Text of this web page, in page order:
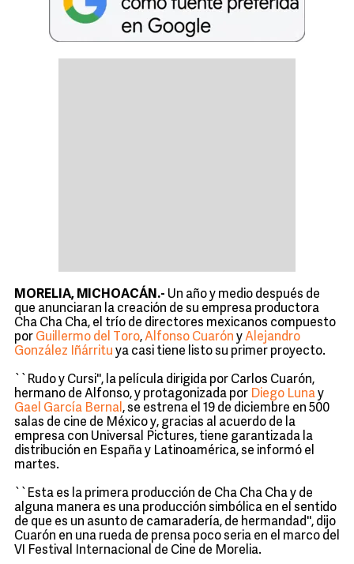
MORELIA, MICHOACÁN.- Un año y medio después de
que anunciaran la creación de su empresa productora
Cha Cha Cha, el trío de directores mexicanos compuesto
por Guillermo del Toro,Alfonso Cuarón yAlejandro
González Iñárritu ya casi tiene listo su primer proyecto.
``Rudo y Cursi'', la película dirigida por Carlos Cuarón,
hermano de Alfonso, y protagonizada por Diego Lunay
Gael García Bernal , se estrena el 19 de diciembre en 500
salas de cine de México y, gracias al acuerdo de la
empresa con Universal Pictures, tiene garantizada la
distribución en España y Latinoamérica, se informó el
martes.
``Esta es la primera producción de Cha Cha Cha y de
alguna manera es una producción simbólica en el sentido
de que es un asunto de camaradería, de hermandad'', dijo
Cuarón en una rueda de prensa poco seria en el marco del
VI Festival Internacional de Cine de Morelia.